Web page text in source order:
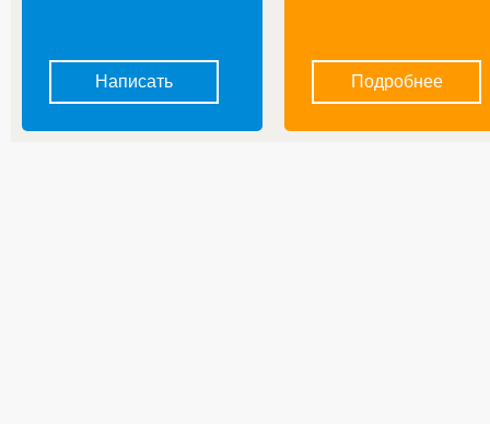
Написать Подробнее